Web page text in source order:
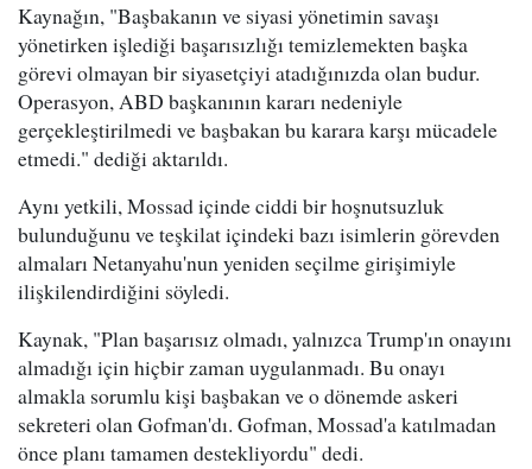
Kaynağın, "Başbakanın ve siyasi yönetimin savaşı
yönetirken işlediği başarısızlığı temizlemekten başka
görevi olmayan bir siyasetçiyi atadığınızda olan budur.
Operasyon, ABD başkanının kararı nedeniyle
gerçekleştirilmedi ve başbakan bu karara karşı mücadele
etmedi." dediği aktarıldı.
Aynı yetkili, Mossad içinde ciddi bir hoşnutsuzluk
bulunduğunu ve teşkilat içindeki bazı isimlerin görevden
almaları Netanyahu'nun yeniden seçilme girişimiyle
ilişkilendirdiğini söyledi.
Kaynak, "Plan başarısız olmadı, yalnızca Trump'ın onayını
almadığı için hiçbir zaman uygulanmadı. Bu onayı
almakla sorumlu kişi başbakan ve o dönemde askeri
sekreteri olan Gofman'dı. Gofman, Mossad'a katılmadan
önce planı tamamen destekliyordu" dedi.